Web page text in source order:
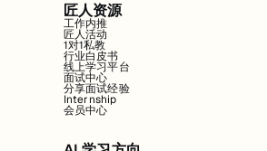
匠人资源
工作内推
匠人活动
1对1私教
行业白皮书
线上学习平台
面试中心
分享面试经验
Internship
会员中心